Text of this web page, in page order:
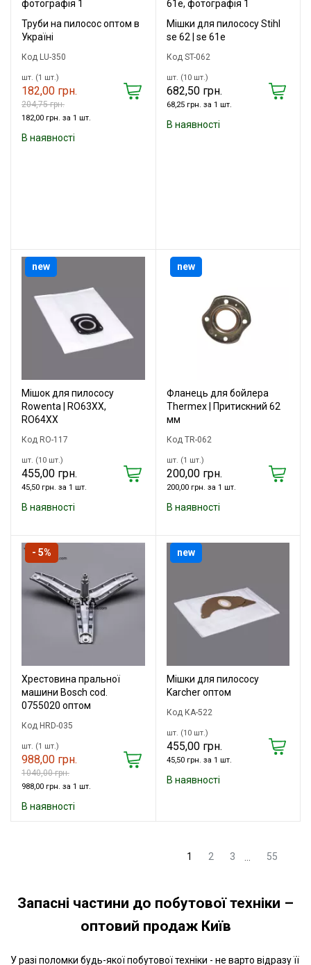
Труби на пилосос оптом в
Україні
Код LU-350
шт. (1 шт.)
182,00 грн.
204,75 грн.
182,00 грн. за 1 шт.
В наявності
Мішки для пилососу Stihl
se 62 | se 61e
Код ST-062
шт. (10 шт.)
682,50 грн.
68,25 грн. за 1 шт.
В наявності
Мішок для пилососу
Rowenta | RO63XX,
RO64XX
Код RO-117
шт. (10 шт.)
455,00 грн.
45,50 грн. за 1 шт.
В наявності
new
Фланець для бойлера
Thermex | Притискний 62
мм
Код TR-062
шт. (1 шт.)
200,00 грн.
200,00 грн. за 1 шт.
В наявності
new
Хрестовина пральної
машини Bosch cod.
0755020 оптом
Код HRD-035
шт. (1 шт.)
988,00 грн.
1040,00 грн.
988,00 грн. за 1 шт.
В наявності
- 5%
Мішки для пилососу
Karcher оптом
Код КА-522
шт. (10 шт.)
455,00 грн.
45,50 грн. за 1 шт.
В наявності
new
1 2 3 55
Запасні частини до побутової техніки –
оптовий продаж Київ
У разі поломки будь-якої побутової техніки - не варто відразу її